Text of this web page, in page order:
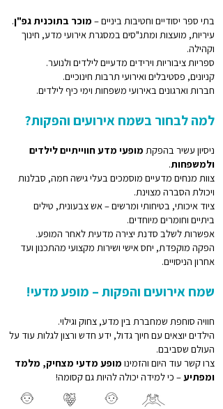
בתי ספר יסודיים וחטיבות ביניים – מוכר בתוכנית גפ"ן.
עיריות, מועצות ומתנ"סים במסגרת אירועי מדע, חינוך
וקהילה.
ספריות ציבוריות וירידים מדעיים לילדים ולנוער.
קניונים, פסטיבלים ואירועי תרבות חינוכיים.
חברות וארגונים באירועי משפחות וימי כיף לילדים.
למה לבחור בשמח אירועים והפקות?
ניסיון עשיר בהפקת מופעי מדע חווייתיים לילדים
ולמשפחות.
צוות מנחים מדעיים מוסמכים בעלי גישה חמה, סבלנות
ויכולת הסברה מצוינת.
ציוד איכותי, בטיחותי ומרשים – אש צבעונית, טילים
ביתיים וחומרים מיוחדים.
אפשרות לשלב סדנת יצירה מדעית לאחר המופע.
הפקה מוקפדת, יחס אישי ושירות מקצועי מהתכנון ועד
אחרון הניסויים.
שמח אירועים והפקות – מופע מדעי!
חוויה סוחפת שמחברת בין מדע, צחוק וגילוי.
הילדים יוצאים עם חיוך גדול, ידע חדש ורצון לגלות עוד על
העולם שסביבם.
צרו קשר עוד היום והזמינו מופע מדעי מצחיק, מלמד
ומפתיע– כי למידה יכולה להיות גם קסומה!